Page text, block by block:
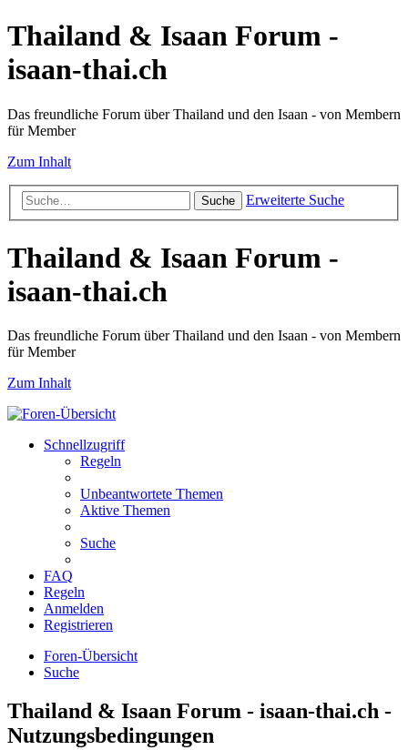
Thailand & Isaan Forum -
isaan-thai.ch
Das freundliche Forum über Thailand und den Isaan - von Membern
für Member
Zum Inhalt
Suche Erweiterte Suche
Thailand & Isaan Forum -
isaan-thai.ch
Das freundliche Forum über Thailand und den Isaan - von Membern
für Member
Zum Inhalt
Schnellzugriff
Regeln
Unbeantwortete Themen
Aktive Themen
Suche
FAQ
Regeln
Anmelden
Registrieren
Foren-Übersicht
Suche
Thailand & Isaan Forum - isaan-thai.ch -
Nutzungsbedingungen